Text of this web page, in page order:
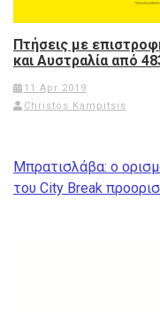
Πτήσεις με
και Αυστραλία από
11 Apr 2019
Christos Kampitsis
Post
navigation
Μπρατισλάβα: ο
του City Break